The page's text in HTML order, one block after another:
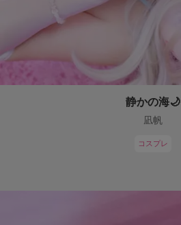
静かの海🌙
凪帆
コスプレ